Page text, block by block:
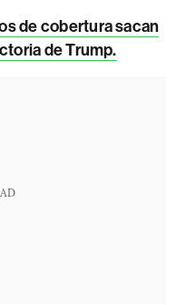
de cobertura sacan
de Trump.